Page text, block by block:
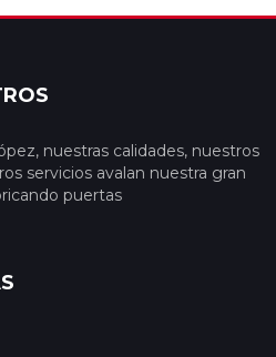
nuestras calidades, nuestros
servicios avalan nuestra gran
puertas